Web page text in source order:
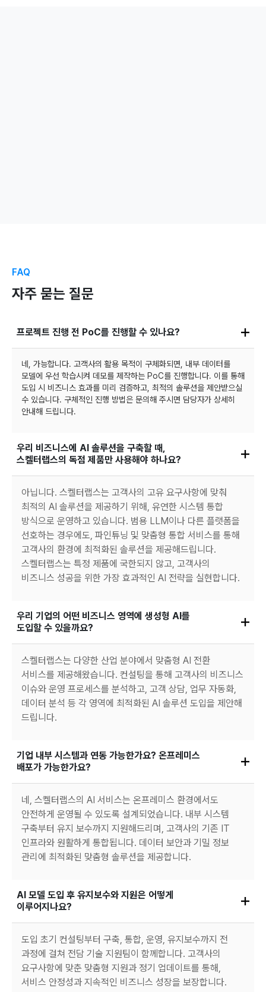
FAQ
자주 묻는 질문
프로젝트 진행 전 PoC를 진행할 수 있나요?
네, 가능합니다. 고객사의 활용 목적이 구체화되면, 내부 데이터를
모델에 우선 학습시켜 데모를 제작하는 PoC를 진행합니다. 이를 통해
도입 시 비즈니스 효과를 미리 검증하고, 최적의 솔루션을 제안받으실
수 있습니다. 구체적인 진행 방법은 문의해 주시면 담당자가 상세히
안내해 드립니다.
우리 비즈니스에 AI 솔루션을 구축할 때,
스켈터랩스의 독점 제품만 사용해야 하나요?
아닙니다. 스켈터랩스는 고객사의 고유 요구사항에 맞춰
최적의 AI 솔루션을 제공하기 위해, 유연한 시스템 통합
방식으로 운영하고 있습니다. 범용 LLM이나 다른 플랫폼을
선호하는 경우에도, 파인튜닝 및 맞춤형 통합 서비스를 통해
고객사의 환경에 최적화된 솔루션을 제공해드립니다.
스켈터랩스는 특정 제품에 국한되지 않고, 고객사의
비즈니스 성공을 위한 가장 효과적인 AI 전략을 실현합니다.
우리 기업의 어떤 비즈니스 영역에 생성형 AI를
도입할 수 있을까요?
스켈터랩스는 다양한 산업 분야에서 맞춤형 AI 전환
서비스를 제공해왔습니다. 컨설팅을 통해 고객사의 비즈니스
이슈와 운영 프로세스를 분석하고, 고객 상담, 업무 자동화,
데이터 분석 등 각 영역에 최적화된 AI 솔루션 도입을 제안해
드립니다.
기업 내부 시스템과 연동 가능한가요? 온프레미스
배포가 가능한가요?
네, 스켈터랩스의 AI 서비스는 온프레미스 환경에서도
안전하게 운영될 수 있도록 설계되었습니다. 내부 시스템
구축부터 유지 보수까지 지원해드리며, 고객사의 기존 IT
인프라와 원활하게 통합됩니다. 데이터 보안과 기밀 정보
관리에 최적화된 맞춤형 솔루션을 제공합니다.
AI 모델 도입 후 유지보수와 지원은 어떻게
이루어지나요?
도입 초기 컨설팅부터 구축, 통합, 운영, 유지보수까지 전
과정에 걸쳐 전담 기술 지원팀이 함께합니다. 고객사의
요구사항에 맞춘 맞춤형 지원과 정기 업데이트를 통해,
서비스 안정성과 지속적인 비즈니스 성장을 보장합니다.